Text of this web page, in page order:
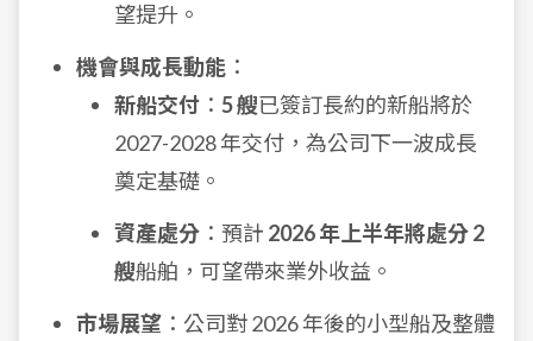
望提升。
機會與成長動能 ：
新船交付 ： 5 艘已簽訂長約的新船將於
2027-2028 年交付，為公司下一波成長
奠定基礎。
資產處分 ：預計 2026 年上半年將處分 2
艘船舶，可望帶來業外收益。
市場展望 ：公司對 2026 年後的小型船及整體